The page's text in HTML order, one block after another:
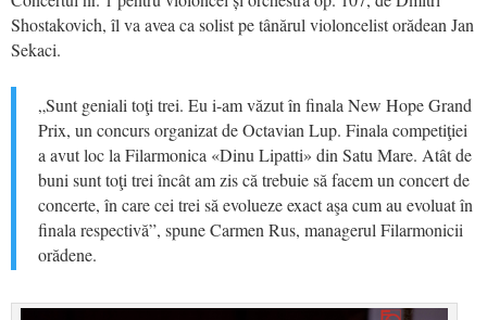
Shostakovich, îl va avea ca solist pe tânărul violoncelist orădean Jan
Sekaci.
„Sunt geniali toţi trei. Eu i-am văzut în finala New Hope Grand
Prix, un concurs organizat de Octavian Lup. Finala competiţiei
a avut loc la Filarmonica «Dinu Lipatti» din Satu Mare. Atât de
buni sunt toţi trei încât am zis că trebuie să facem un concert de
concerte, în care cei trei să evolueze exact aşa cum au evoluat în
finala respectivă”, spune Carmen Rus, managerul Filarmonicii
orădene.